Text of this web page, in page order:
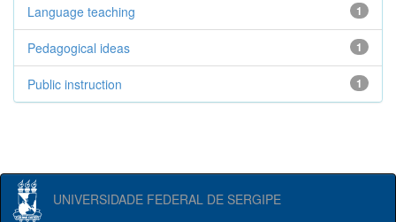
1
Language teaching
1
Pedagogical ideas
1
Public instruction
UNIVERSIDADE FEDERAL DE SERGIPE